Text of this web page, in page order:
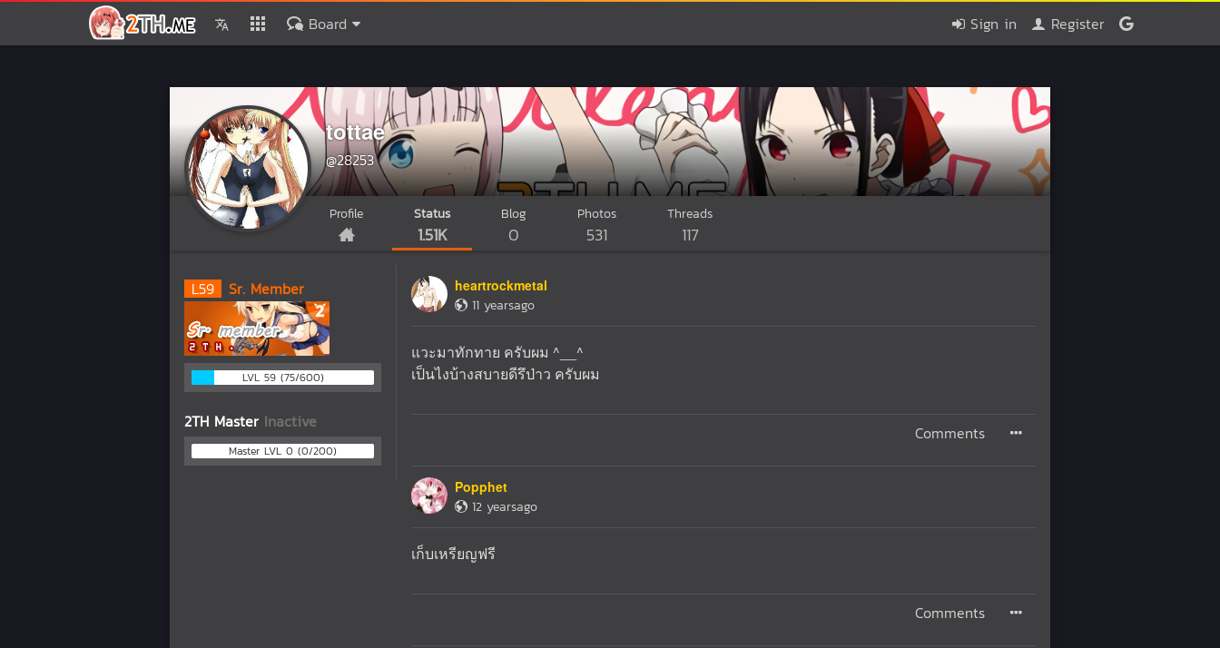
Sign in Register
Board
tottae
@28253
Profile Status
1.51K
Blog
0
Photos
531
Threads
117
L59 Sr. Member
LVL 59 (75/600)
2TH Master Inactive
Master LVL 0 (0/200)
heartrockmetal
11 yearsago
แวะมาทักทาย ครับผม ^__^
เป็นไงบ้างสบายดีรึป่าว ครับผม
Comments
Popphet
12 yearsago
เก็บเหรียญฟรี
Comments